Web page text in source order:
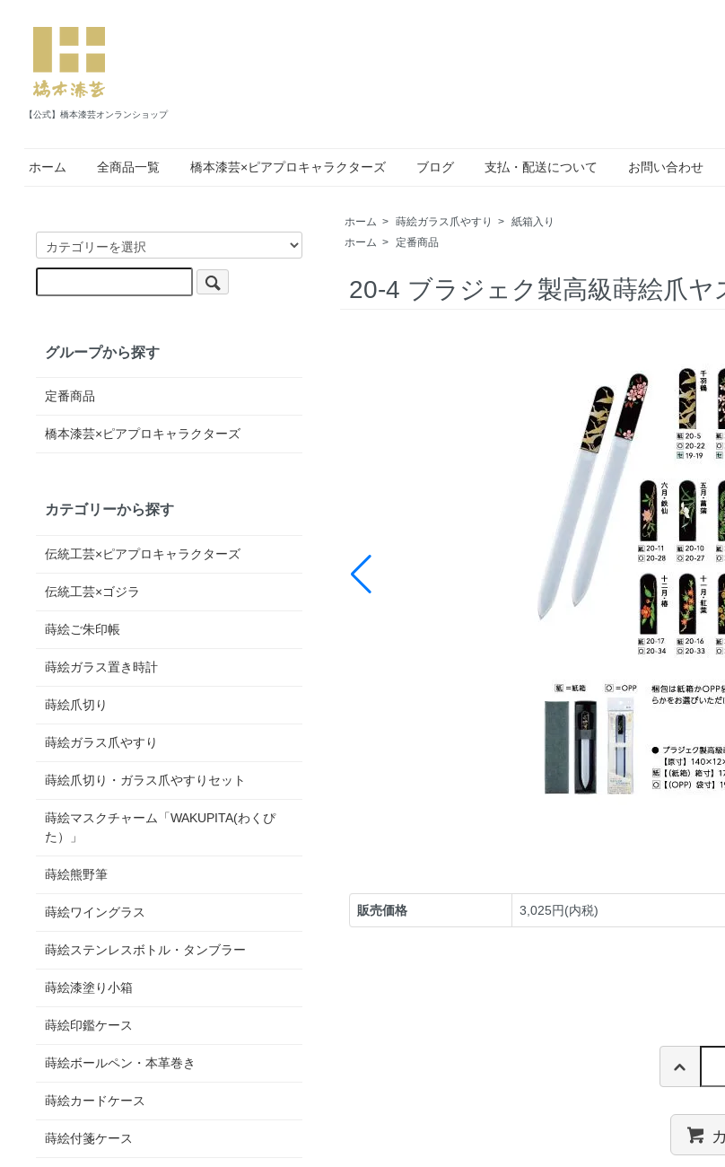
【公式】橋本漆芸オンランショップ
ホーム 全商品一覧 橋本漆芸×ピアプロキャラクターズ ブログ 支払・配送について お問い合わせ
ホーム > 蒔絵ガラス爪やすり >
紙箱入り
ホーム > 定番商品
20-4 ブラジェク製高級蒔絵爪
販売価格 3,025円(内税)
グループから探す
定番商品
橋本漆芸×ピアプロキャラクターズ
カテゴリーから探す
伝統工芸×ピアプロキャラクターズ
伝統工芸×ゴジラ
蒔絵ご朱印帳
蒔絵ガラス置き時計
蒔絵爪切り
蒔絵ガラス爪やすり
蒔絵爪切り・ガラス爪やすりセット
蒔絵マスクチャーム「WAKUPITA(わくぴ
た）」
蒔絵熊野筆
蒔絵ワイングラス
蒔絵ステンレスボトル・タンブラー
蒔絵漆塗り小箱
蒔絵印鑑ケース
蒔絵ボールペン・本革巻き
蒔絵カードケース
蒔絵付箋ケース